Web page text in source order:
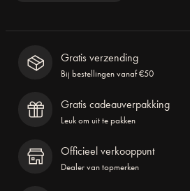
Gratis verzending
Bij bestellingen vanaf €50
Gratis cadeauverpakking
Leuk om uit te pakken
Officieel verkooppunt
Dealer van topmerken